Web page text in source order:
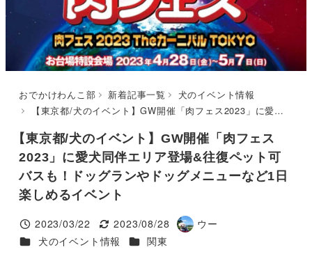
移
おでかけわんこ部 新着記事一覧
犬のイベント情報
【東京都/犬のイベント】GW開催「肉フェス2023」に愛犬同伴エリア登場&往復ペット可バスも！ドッグランやドッグメニューなど1日楽しめるイベント
【東京都/犬のイベント】GW開催「肉フェス
2023」に愛犬同伴エリア登場&往復ペット可
バスも！ドッグランやドッグメニューなど1日
楽しめるイベント
投稿日
2023/03/22
更新日
2023/08/28
著
ウー
カテゴリー
犬のイベント情報 カテゴリー
関東